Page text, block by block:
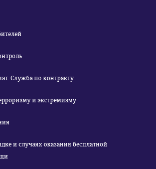
Служба по контракту
и экстремизму
и случаях оказания бесплатной